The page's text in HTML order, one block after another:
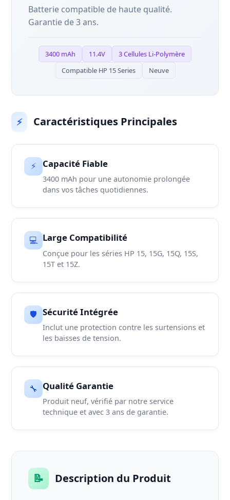
Batterie compatible de haute qualité.
Garantie de 3 ans.
3400 mAh 11.4V
3 Cellules Li-Polymère
Compatible HP 15 Series
Neuve
⚡ Caractéristiques Principales
⚡ Capacité Fiable
3400 mAh pour une autonomie prolongée
dans vos tâches quotidiennes.
💻 Large Compatibilité
Conçue pour les séries HP 15, 15G, 15Q, 15S,
15T et 15Z.
🛡️ Sécurité Intégrée
Inclut une protection contre les surtensions et
les baisses de tension.
🔧 Qualité Garantie
Produit neuf, vérifié par notre service
technique et avec 3 ans de garantie.
📝 Description du Produit